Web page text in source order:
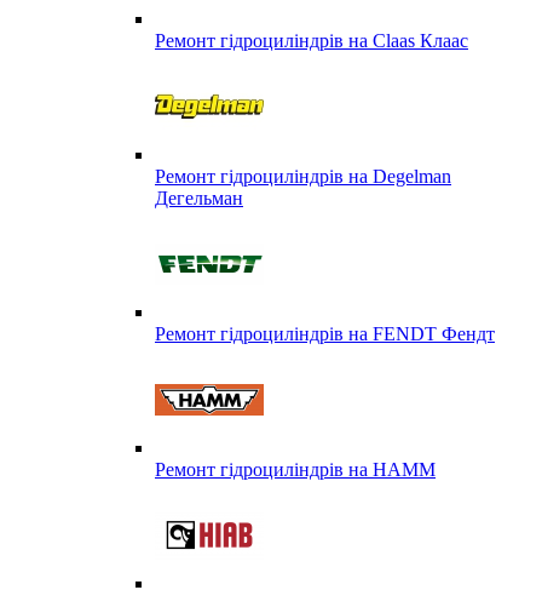
Ремонт гідроциліндрів на Claas Клаас
Ремонт гідроциліндрів на Degelman
Дегельман
Ремонт гідроциліндрів на FENDT Фендт
Ремонт гідроциліндрів на HAMM